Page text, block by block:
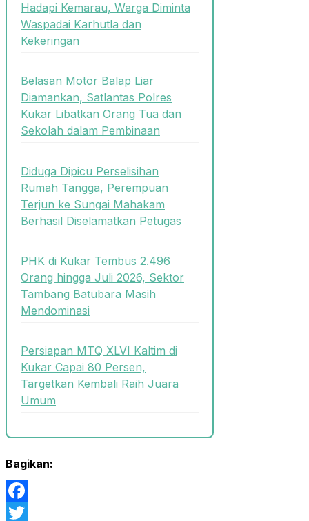
Hadapi Kemarau, Warga Diminta
Waspadai Karhutla dan
Kekeringan
Belasan Motor Balap Liar
Diamankan, Satlantas Polres
Kukar Libatkan Orang Tua dan
Sekolah dalam Pembinaan
Diduga Dipicu Perselisihan
Rumah Tangga, Perempuan
Terjun ke Sungai Mahakam
Berhasil Diselamatkan Petugas
PHK di Kukar Tembus 2.496
Orang hingga Juli 2026, Sektor
Tambang Batubara Masih
Mendominasi
Persiapan MTQ XLVI Kaltim di
Kukar Capai 80 Persen,
Targetkan Kembali Raih Juara
Umum
Bagikan:
Facebook